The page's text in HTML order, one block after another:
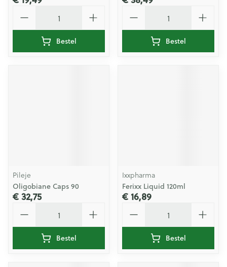
Bestel Bestel
Pileje
Oligobiane Caps 90
€ 32,75
Bestel
Ixxpharma
Ferixx Liquid 120ml
€ 16,89
Bestel